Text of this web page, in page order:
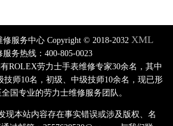
修服务中心 Copyright © 2018-2032 XML
服务热线：400-805-0023
ROLEX劳力士手表维修专家30余名，其中
技师10名，初级、中级技师10余名，现已形
国专业的劳力士维修服务团队。
现本站内容存在事实错误或涉及版权、名